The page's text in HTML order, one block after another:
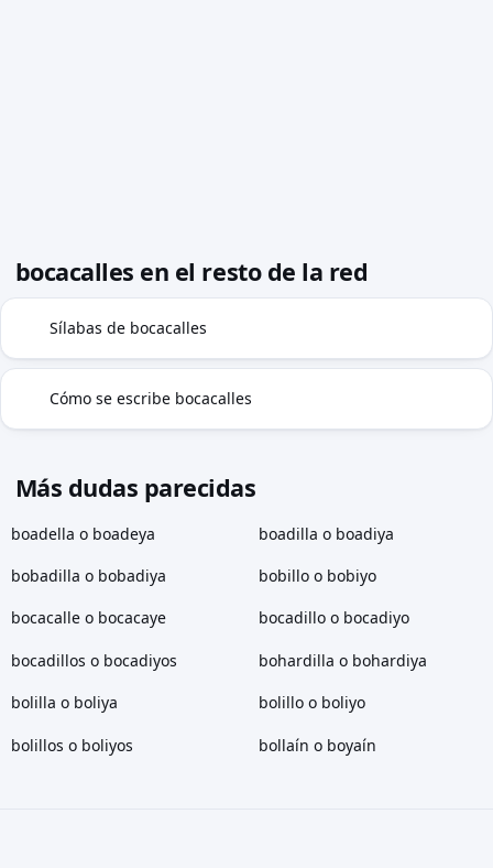
bocacalles en el resto de la red
Sílabas de bocacalles
Cómo se escribe bocacalles
Más dudas parecidas
boadella o boadeya boadilla o boadiya
bobadilla o bobadiya bobillo o bobiyo
bocacalle o bocacaye bocadillo o bocadiyo
bocadillos o bocadiyos bohardilla o bohardiya
bolilla o boliya bolillo o boliyo
bolillos o boliyos bollaín o boyaín